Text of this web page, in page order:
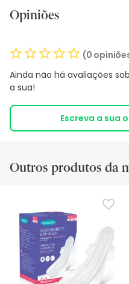
Opiniões
(0
Ainda não há avaliações
a sua!
Escreva a sua
Outros produtos da